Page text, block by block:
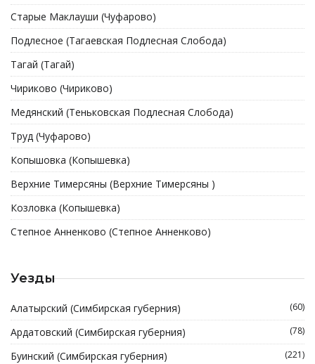
Старые Маклауши (Чуфарово)
Подлесное (Тагаевская Подлесная Слобода)
Тагай (Тагай)
Чириково (Чириково)
Медянский (Теньковская Подлесная Слобода)
Труд (Чуфарово)
Копышовка (Копышевка)
Верхние Тимерсяны (Верхние Тимерсяны )
Козловка (Копышевка)
Степное Анненково (Степное Анненково)
Уезды
Алатырский (Симбирская губерния) (60)
Ардатовский (Симбирская губерния) (78)
Буинский (Симбирская губерния) (221)